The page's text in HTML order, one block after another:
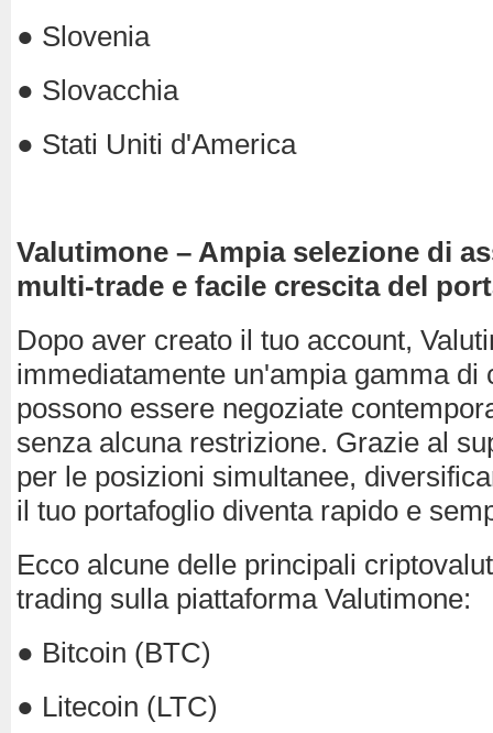
● Slovenia
● Slovacchia
● Stati Uniti d'America
Valutimone – Ampia selezione di
multi-trade e facile crescita del
Dopo aver creato il tuo account,
immediatamente un'ampia gamma di
possono essere negoziate
senza alcuna restrizione. Grazie al
per le posizioni simultanee,
il tuo portafoglio diventa rapido e
Ecco alcune delle principali
trading sulla piattaforma Valutimone:
● Bitcoin (BTC)
● Litecoin (LTC)